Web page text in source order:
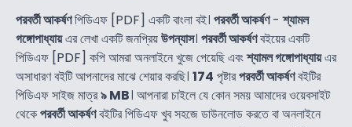
পরবর্তী আকর্ষণপিডিএফ [PDF] একটি বাংলা বই। পরবর্তী আকর্ষণ-শ্যামল
গঙ্গোপাধ্যায়এর লেখা একটি জনপ্রিয়উপন্যাস। পরবর্তী আকর্ষণবইয়ের একটি
পিডিএফ [PDF] কপি আমরা অনলাইনে খুজে পেয়েছি এবংশ্যামল গঙ্গোপাধ্যায়এর
অসাধারণ বইটি আপনাদের মাঝে শেয়ার করছি। 174 পৃষ্টারপরবর্তী আকর্ষণবইটির
পিডিএফ সাইজ মাত্র৯ MB। আপনারা চাইলে যে কোন সময় আমাদের ওয়েবসাইট
থেকেপরবর্তী আকর্ষণবইটির পিডিএফ খুব সহজে ডাউনলোড করতে বা অনলাইনে